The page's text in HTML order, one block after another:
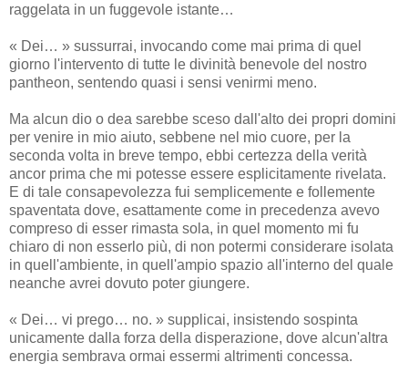
raggelata in un fuggevole istante…
« Dei… » sussurrai, invocando come mai prima di quel
giorno l'intervento di tutte le divinità benevole del nostro
pantheon, sentendo quasi i sensi venirmi meno.
Ma alcun dio o dea sarebbe sceso dall'alto dei propri domini
per venire in mio aiuto, sebbene nel mio cuore, per la
seconda volta in breve tempo, ebbi certezza della verità
ancor prima che mi potesse essere esplicitamente rivelata.
E di tale consapevolezza fui semplicemente e follemente
spaventata dove, esattamente come in precedenza avevo
compreso di esser rimasta sola, in quel momento mi fu
chiaro di non esserlo più, di non potermi considerare isolata
in quell'ambiente, in quell'ampio spazio all'interno del quale
neanche avrei dovuto poter giungere.
« Dei… vi prego… no. » supplicai, insistendo sospinta
unicamente dalla forza della disperazione, dove alcun'altra
energia sembrava ormai essermi altrimenti concessa.